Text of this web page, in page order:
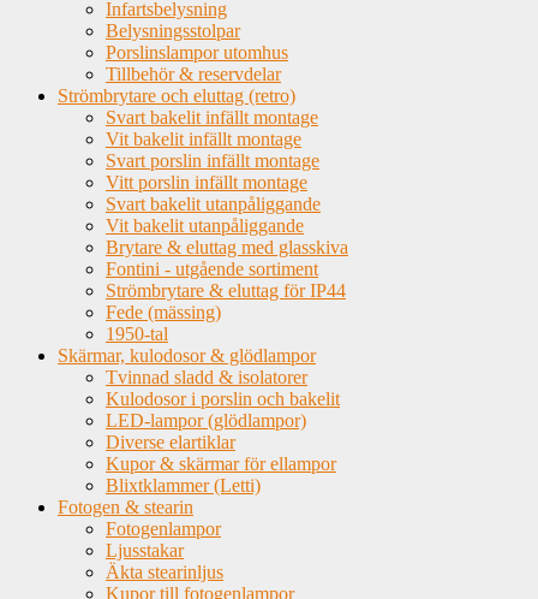
Infartsbelysning
Belysningsstolpar
Porslinslampor utomhus
Tillbehör & reservdelar
Strömbrytare och eluttag (retro)
Svart bakelit infällt montage
Vit bakelit infällt montage
Svart porslin infällt montage
Vitt porslin infällt montage
Svart bakelit utanpåliggande
Vit bakelit utanpåliggande
Brytare & eluttag med glasskiva
Fontini - utgående sortiment
Strömbrytare & eluttag för IP44
Fede (mässing)
1950-tal
Skärmar, kulodosor & glödlampor
Tvinnad sladd & isolatorer
Kulodosor i porslin och bakelit
LED-lampor (glödlampor)
Diverse elartiklar
Kupor & skärmar för ellampor
Blixtklammer (Letti)
Fotogen & stearin
Fotogenlampor
Ljusstakar
Äkta stearinljus
Kupor till fotogenlampor